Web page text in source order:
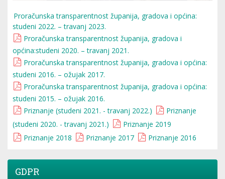
Proračunska transparentnost županija, gradova i općina:
studeni 2022. – travanj 2023.
Proračunska transparentnost županija, gradova i
općina:studeni 2020. – travanj 2021.
Proračunska transparentnost županija, gradova i općina:
studeni 2016. – ožujak 2017.
Proračunska transparentnost županija, gradova i općina:
studeni 2015. – ožujak 2016.
Priznanje (studeni 2021. - travanj 2022.)
Priznanje
(studeni 2020. - travanj 2021.)
Priznanje 2019
Priznanje 2018
Priznanje 2017 Priznanje 2016
GDPR